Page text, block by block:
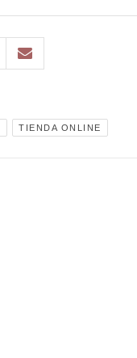
TIENDA ONLINE